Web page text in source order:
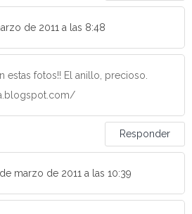
de 2011 a las 8:48
estas fotos!! El anillo, precioso.
Responder
marzo de 2011 a las 10:39